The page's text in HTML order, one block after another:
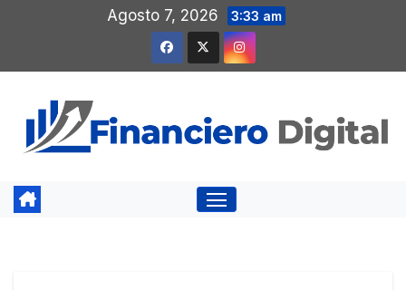
contenido
Agosto 7, 2026 3:33 am